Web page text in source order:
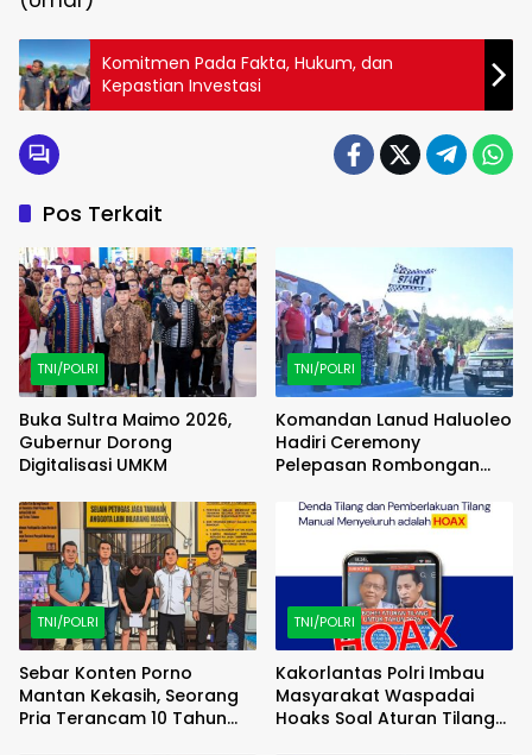
Komitmen Pada Fakta, Hukum, dan
Kepastian Investasi
Pos Terkait
TNI/POLRI
Buka Sultra Maimo 2026,
Gubernur Dorong
Digitalisasi UMKM
TNI/POLRI
Komandan Lanud Haluoleo
Hadiri Ceremony
Pelepasan Rombongan
(FAMTRIP) Overland
TNI/POLRI
Sebar Konten Porno
Mantan Kekasih, Seorang
Pria Terancam 10 Tahun
TNI/POLRI
Kakorlantas Polri Imbau
Masyarakat Waspadai
Hoaks Soal Aturan Tilang